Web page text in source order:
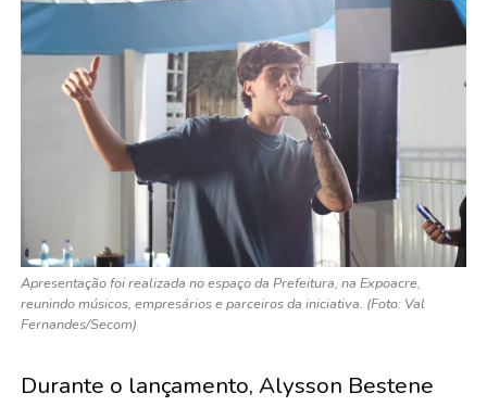
Apresentação foi realizada no espaço da Prefeitura, na Expoacre,
reunindo músicos, empresários e parceiros da iniciativa. (Foto: Val
Fernandes/Secom)
Durante o lançamento, Alysson Bestene